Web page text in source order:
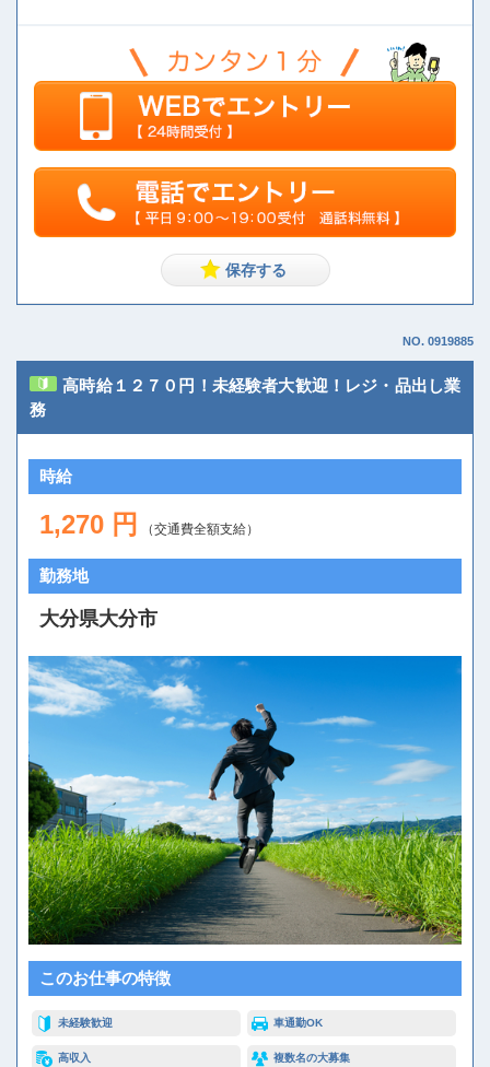
NO. 0919885
高時給１２７０円！未経験者大歓迎！レジ・品出し業
務
時給
1,270 円 （交通費全額支給）
勤務地
大分県大分市
このお仕事の特徴
未経験歓迎 車通勤OK
高収入 複数名の大募集